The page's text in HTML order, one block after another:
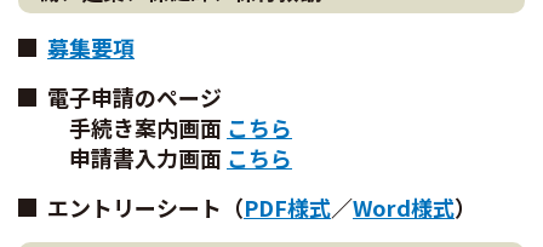
募集要項
電子申請のページ
手続き案内画面 こちら
申請書入力画面 こちら
エントリーシート（PDF様式／Word様式）